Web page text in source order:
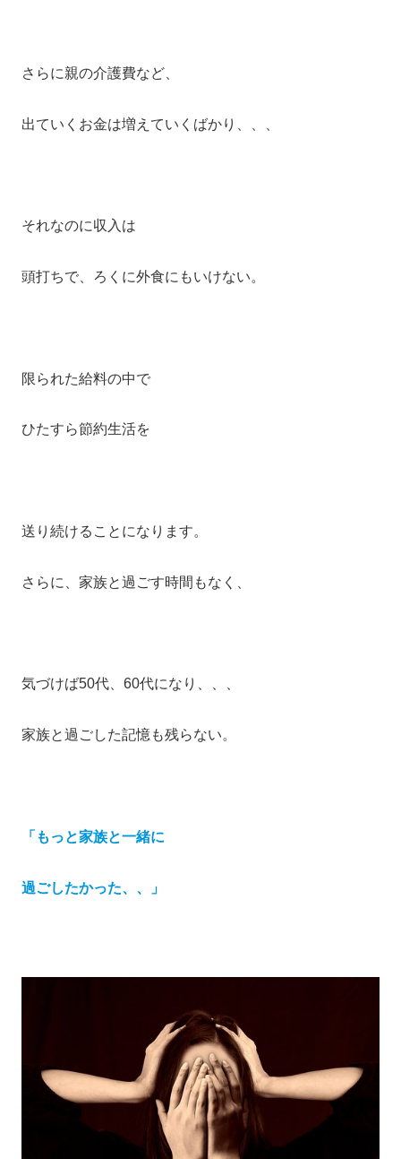
さらに親の介護費など、
出ていくお金は増えていくばかり、、、
それなのに収入は
頭打ちで、ろくに外食にもいけない。
限られた給料の中で
ひたすら節約生活を
送り続けることになります。
さらに、家族と過ごす時間もなく、
気づけば50代、60代になり、、、
家族と過ごした記憶も残らない。
「もっと家族と一緒に
過ごしたかった、、」